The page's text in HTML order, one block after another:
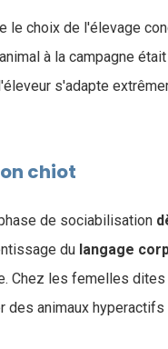
le choix de l'élevage
à la campagne
s'adapte
chiot
de sociabilisation
du langage
Chez les femelles
des animaux